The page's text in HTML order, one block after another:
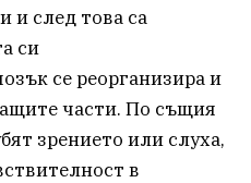
и след това са
си
се реорганизира и
части. По същия
зрението или слуха,
в